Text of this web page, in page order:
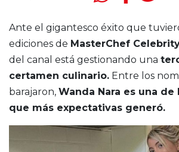
Ante el gigantesco éxito que
ediciones de MasterChef
del canal está gestionando una
certamen culinario. Entre los
barajaron, Wanda Nara es una de
que más expectativas generó.